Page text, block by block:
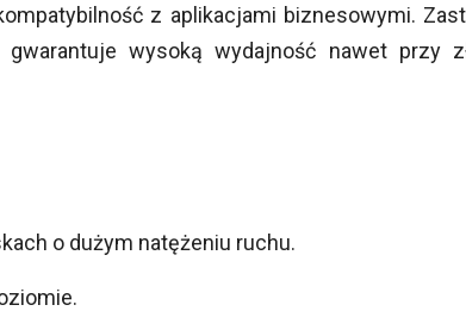
z aplikacjami biznesowymi.
wysoką wydajność nawet przy
o dużym natężeniu ruchu.